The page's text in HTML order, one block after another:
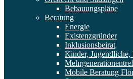
Bebauungspläne
Beratung
Energie
Existenzgründer
Inklusionsbeirat
Kinder, Jugendliche,
Mobile Beratung